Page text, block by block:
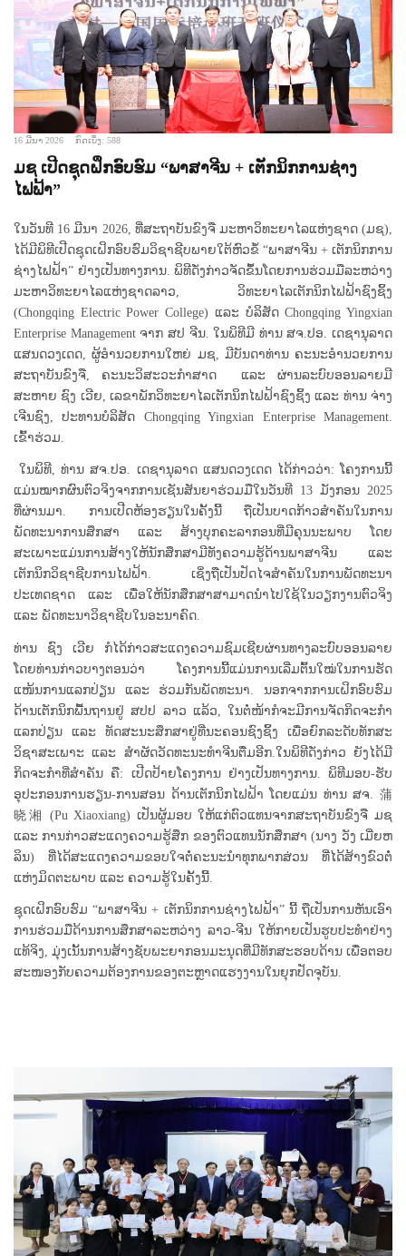
16 ມີນາ 2026 ກົດເບິ່ງ: 588
ມຊ ເປີດຊຸດຝຶກອົບຮົມ “ພາສາຈີນ + ເຕັກນິກການຊ່າງ
ໄຟຟ້າ”
ໃນວັນທີ 16 ມີນາ 2026, ທີ່ສະຖາບັນຂົງຈື ມະຫາວິທະຍາໄລແຫ່ງຊາດ (ມຊ),
ໄດ້ມີພິທີເປີດຊຸດເຝິກອົບຮົມວິຊາຊີບພາຍໃຕ້ຫົວຂໍ້ “ພາສາຈີນ + ເຕັກນິກການ
ຊ່າງໄຟຟ້າ” ຢ່າງເປັນທາງການ. ພິທີດັ່ງກ່າວຈັດຂຶ້ນໂດຍການຮ່ວມມືລະຫວ່າງ
ມະຫາວິທະຍາໄລແຫ່ງຊາດລາວ, ວິທະຍາໄລເຕັກນິກໄຟຟ້າຊົງຊິ້ງ
(Chongqing Electric Power College) ແລະ ບໍລິສັດ Chongqing Yingxian
Enterprise Management ຈາກ ສປ ຈີນ. ໃນພິທີມີ ທ່ານ ສຈ.ປອ. ເດຊານຸລາດ
ແສນດວງເດດ, ຜູ້ອໍານວຍການໃຫຍ່ ມຊ, ມີບັນດາທ່ານ ຄະນະອໍານວຍການ
ສະຖາບັນຂົງຈື, ຄະນະວິສະວະກຳສາດ ແລະ ຜ່ານລະບົບອອນລາຍມີ
ສະຫາຍ ຊົງ ເວີຍ, ເລຂາພັກວິທະຍາໄລເຕັກນິກໄຟຟ້າຊົງຊິ້ງ ແລະ ທ່ານ ຈ່າງ
ເຈີນຊົງ, ປະທານບໍລິສັດ Chongqing Yingxian Enterprise Management.
ເຂົ້າຮ່ວມ.
ໃນພິທີ, ທ່ານ ສຈ.ປອ. ເດຊານຸລາດ ແສນດວງເດດ ໄດ້ກ່າວວ່າ: ໂຄງການນີ້
ແມ່ນໝາກຜົນຕົວຈິງຈາກການເຊັນສັນຍາຮ່ວມມືໃນວັນທີ 13 ມັງກອນ 2025
ທີ່ຜ່ານມາ. ການເປີດຫ້ອງຮຽນໃນຄັ້ງນີ້ ຖືເປັນບາດກ້າວສຳຄັນໃນການ
ພັດທະນາການສຶກສາ ແລະ ສ້າງບຸກຄະລາກອນທີ່ມີຄຸນນະພາບ ໂດຍ
ສະເພາະແມ່ນການສ້າງໃຫ້ນັກສຶກສາມີທັງຄວາມຮູ້ດ້ານພາສາຈີນ ແລະ
ເຕັກນິກວິຊາຊີບການໄຟຟ້າ. ເຊິ່ງຖືເປັນປັດໄຈສຳຄັນໃນການພັດທະນາ
ປະເທດຊາດ ແລະ ເພື່ອໃຫ້ນັກສຶກສາສາມາດນຳໄປໃຊ້ໃນວຽກງານຕົວຈິງ
ແລະ ພັດທະນາວິຊາຊີບໃນອະນາຄົດ.
ທ່ານ ຊົງ ເວີຍ ກໍໄດ້ກ່າວສະແດງຄວາມຊົມເຊີຍຜ່ານທາງລະບົບອອນລາຍ
ໂດຍທ່ານກ່າວບາງຕອນວ່າ ໂຄງການນີ້ແມ່ນການເລີ່ມຕົ້ນໃໝ່ໃນການຮັດ
ແໜ້ນການແລກປ່ຽນ ແລະ ຮ່ວມກັນພັດທະນາ. ນອກຈາກການເຝິກອົບຮົມ
ດ້ານເຕັກນິກພື້ນຖານຢູ່ ສປປ ລາວ ແລ້ວ, ໃນຕໍ່ໜ້າກໍຈະມີການຈັດກິດຈະກຳ
ແລກປ່ຽນ ແລະ ທັດສະນະສຶກສາຢູ່ທີ່ນະຄອນຊົງຊິ້ງ ເພື່ອຍົກລະດັບທັກສະ
ວິຊາສະເພາະ ແລະ ສຳຜັດວັດທະນະທຳຈີນຕື່ມອີກ.ໃນພິທີດັ່ງກ່າວ ຍັງໄດ້ມີ
ກິດຈະກຳທີ່ສຳຄັນ ຄື: ເປີດປ້າຍໂຄງການ ຢ່າງເປັນທາງການ. ພິທີມອບ-ຮັບ
ອຸປະກອນການຮຽນ-ການສອນ ດ້ານເຕັກນິກໄຟຟ້າ ໂດຍແມ່ນ ທ່ານ ສຈ. 蒲
晓湘 (Pu Xiaoxiang) ເປັນຜູ້ມອບ ໃຫ້ແກ່ຕົວແທນຈາກສະຖາບັນຂົງຈື ມຊ
ແລະ ການກ່າວສະແດງຄວາມຮູ້ສຶກ ຂອງຕົວແທນນັກສຶກສາ (ນາງ ວັງ ເມີ່ຍຫ
ລິນ) ທີ່ໄດ້ສະແດງຄວາມຂອບໃຈຕໍ່ຄະນະນໍາທຸກພາກສ່ວນ ທີ່ໄດ້ສ້າງຂົວຕໍ່
ແຫ່ງມິດຕະພາບ ແລະ ຄວາມຮູ້ໃນຄັ້ງນີ້.
ຊຸດເຝິກອົບຮົມ “ພາສາຈີນ + ເຕັກນິກການຊ່າງໄຟຟ້າ” ນີ້ ຖືເປັນການຫັນເອົາ
ການຮ່ວມມືດ້ານການສຶກສາລະຫວ່າງ ລາວ-ຈີນ ໃຫ້ກາຍເປັນຮູບປະທຳຢ່າງ
ແທ້ຈິງ, ມຸ່ງເນັ້ນການສ້າງຊັບພະຍາກອນມະນຸດທີ່ມີທັກສະຮອບດ້ານ ເພື່ອຕອບ
ສະໜອງກັບຄວາມຕ້ອງການຂອງຕະຫຼາດແຮງງານໃນຍຸກປັດຈຸບັນ.